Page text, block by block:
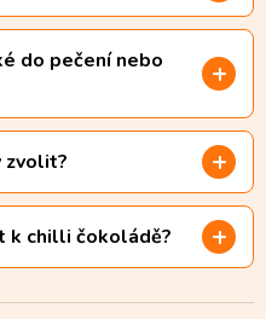
do pečení nebo
zvolit?
k chilli čokoládě?